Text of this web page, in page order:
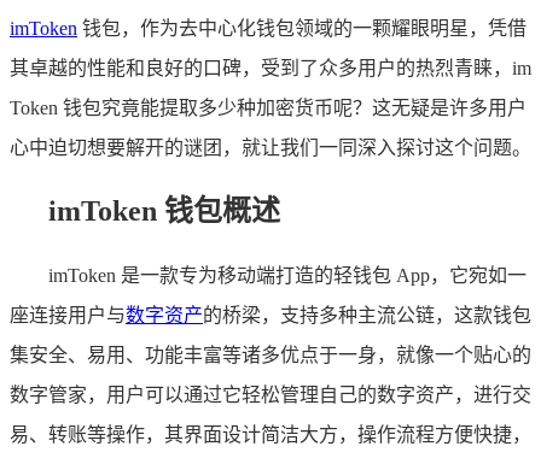
imToken 钱包，作为去中心化钱包领域的一颗耀眼明星，凭借
其卓越的性能和良好的口碑，受到了众多用户的热烈青睐，im
Token 钱包究竟能提取多少种加密货币呢？这无疑是许多用户
心中迫切想要解开的谜团，就让我们一同深入探讨这个问题。
imToken 钱包概述
imToken 是一款专为移动端打造的轻钱包 App，它宛如一
座连接用户与数字资产的桥梁，支持多种主流公链，这款钱包
集安全、易用、功能丰富等诸多优点于一身，就像一个贴心的
数字管家，用户可以通过它轻松管理自己的数字资产，进行交
易、转账等操作，其界面设计简洁大方，操作流程方便快捷，